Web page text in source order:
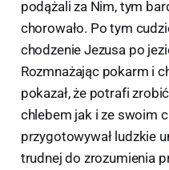
podążali za Nim, tym
chorowało. Po tym
chodzenie Jezusa po
Rozmnażając pokarm i
pokazał, że potrafi
chlebem jak i ze swoim
przygotowywał ludzkie
trudnej do zrozumienia